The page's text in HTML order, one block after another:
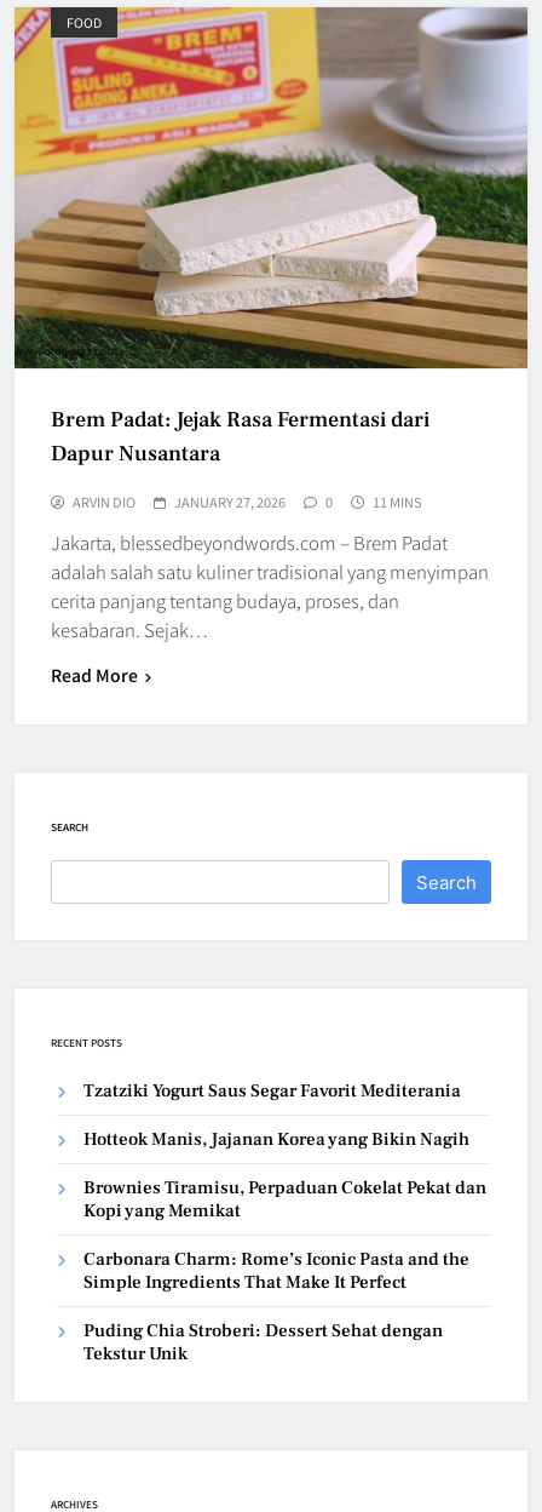
FOOD
Brem Padat: Jejak Rasa Fermentasi dari
Dapur Nusantara
ARVIN DIO JANUARY 27, 2026 0 11 MINS
Jakarta, blessedbeyondwords.com – Brem Padat
adalah salah satu kuliner tradisional yang menyimpan
cerita panjang tentang budaya, proses, dan
kesabaran. Sejak…
Read More
SEARCH
Search
RECENT POSTS
Tzatziki Yogurt Saus Segar Favorit Mediterania
Hotteok Manis, Jajanan Korea yang Bikin Nagih
Brownies Tiramisu, Perpaduan Cokelat Pekat dan
Kopi yang Memikat
Carbonara Charm: Rome’s Iconic Pasta and the
Simple Ingredients That Make It Perfect
Puding Chia Stroberi: Dessert Sehat dengan
Tekstur Unik
ARCHIVES